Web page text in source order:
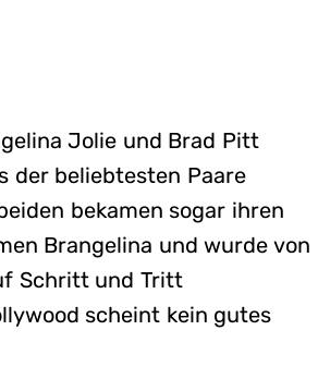
Jolie und Brad Pitt
der beliebtesten Paare
bekamen sogar ihren
Brangelina und wurde von
Schritt und Tritt
scheint kein gutes